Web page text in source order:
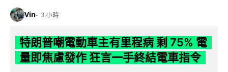
Vin 3 小時
特朗普嘲電動車主有里程病 剩 75% 電
量即焦慮發作 狂言一手終結電車指令